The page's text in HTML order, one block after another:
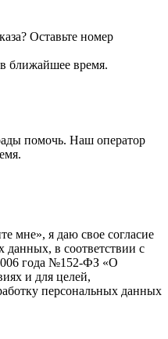
Оставьте номер
ближайшее время.
помочь. Наш оператор
мне», я даю свое согласие
данных, в соответствии с
года №152-ФЗ «О
и для целей,
персональных данных